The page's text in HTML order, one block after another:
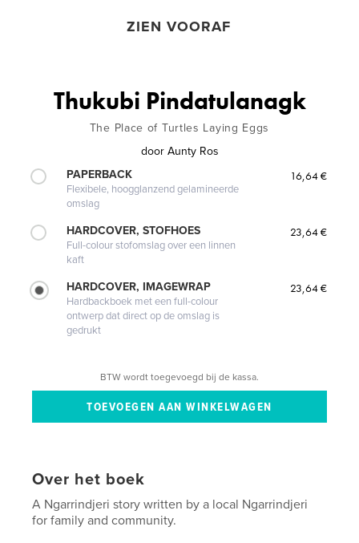
ZIEN VOORAF
Thukubi Pindatulanagk
The Place of Turtles Laying Eggs
door Aunty Ros
PAPERBACK
Flexibele, hoogglanzend gelamineerde
omslag
16,64 €
HARDCOVER, STOFHOES
Full-colour stofomslag over een linnen
kaft
23,64 €
HARDCOVER, IMAGEWRAP
Hardbackboek met een full-colour
ontwerp dat direct op de omslag is
gedrukt
23,64 €
BTW wordt toegevoegd bij de kassa.
Over het boek
A Ngarrindjeri story written by a local Ngarrindjeri
for family and community.